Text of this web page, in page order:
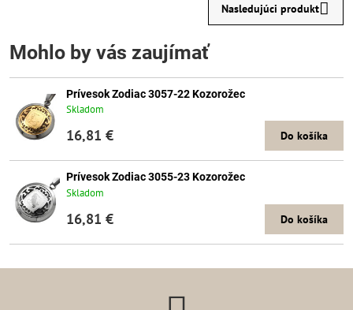
Nasledujúci produkt
Mohlo by vás zaujímať
Prívesok Zodiac 3057-22 Kozorožec
Skladom
16,81 € Do košíka
Prívesok Zodiac 3055-23 Kozorožec
Skladom
16,81 € Do košíka